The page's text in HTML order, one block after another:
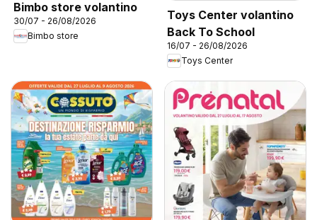
Bimbo store volantino
30/07 - 26/08/2026
Bimbo store
Toys Center volantino
Back To School
16/07 - 26/08/2026
Toys Center